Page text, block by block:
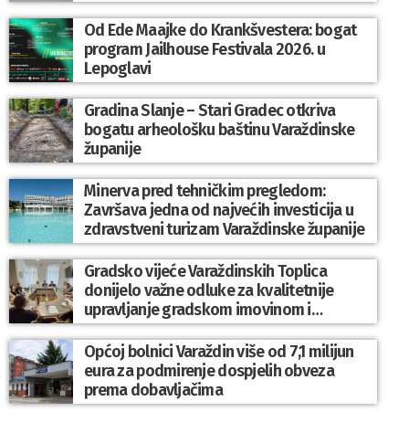
Od Ede Maajke do Krankšvestera: bogat
program Jailhouse Festivala 2026. u
Lepoglavi
Gradina Slanje – Stari Gradec otkriva
bogatu arheološku baštinu Varaždinske
županije
Minerva pred tehničkim pregledom:
Završava jedna od najvećih investicija u
zdravstveni turizam Varaždinske županije
Gradsko vijeće Varaždinskih Toplica
donijelo važne odluke za kvalitetnije
upravljanje gradskom imovinom i
komunalnim sustavom
Općoj bolnici Varaždin više od 7,1 milijun
eura za podmirenje dospjelih obveza
prema dobavljačima